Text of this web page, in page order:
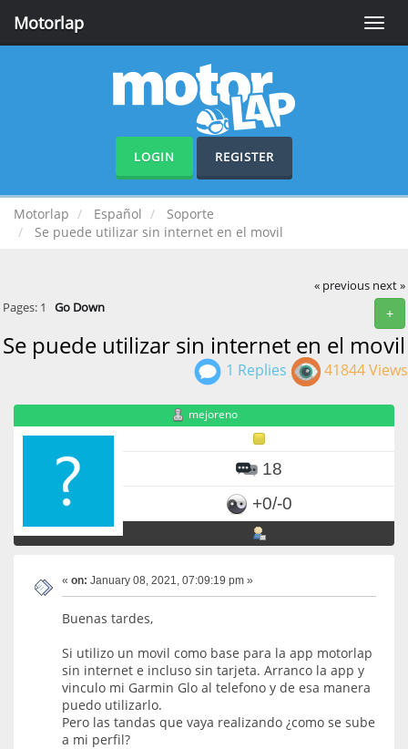
Toggle
Motorlap
LOGIN REGISTER
Motorlap Español
Soporte
Se puede utilizar sin internet en el movil
« previous next »
+
Pages: 1 Go Down
Se puede utilizar sin internet en el movil
1 Replies 41844 Views
mejoreno
18
+0/-0
« on: January 08, 2021, 07:09:19 pm »
Buenas tardes,
Si utilizo un movil como base para la app motorlap
sin internet e incluso sin tarjeta. Arranco la app y
vinculo mi Garmin Glo al telefono y de esa manera
puedo utilizarlo.
Pero las tandas que vaya realizando ¿como se sube
a mi perfil?